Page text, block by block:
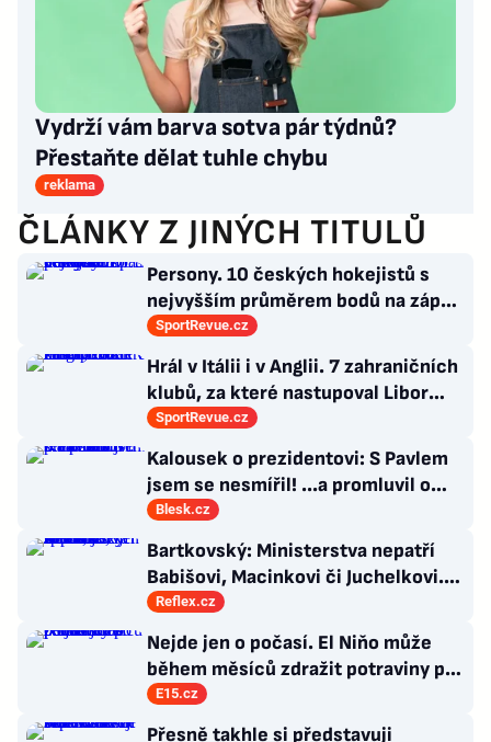
Vydrží vám barva sotva pár týdnů?
Přestaňte dělat tuhle chybu
reklama
ČLÁNKY Z JINÝCH TITULŮ
Persony. 10 českých hokejistů s
nejvyšším průměrem bodů na zápas
v historii německé DEL
SportRevue.cz
Hrál v Itálii i v Anglii. 7 zahraničních
klubů, za které nastupoval Libor
Kozák
SportRevue.cz
Kalousek o prezidentovi: S Pavlem
jsem se nesmířil! ...a promluvil o
návratu
Blesk.cz
Bartkovský: Ministerstva nepatří
Babišovi, Macinkovi či Juchelkovi.
Přestaňte útočit, jste jen správci
Reflex.cz
Nejde jen o počasí. El Niňo může
během měsíců zdražit potraviny po
celém světě
E15.cz
Přesně takhle si představuji